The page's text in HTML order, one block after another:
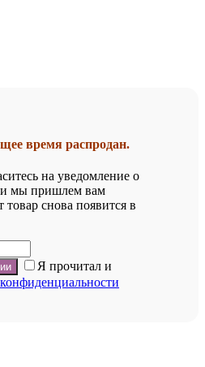
время распродан.
на уведомление о
и мы пришлем вам
товар снова появится в
Я прочитал и